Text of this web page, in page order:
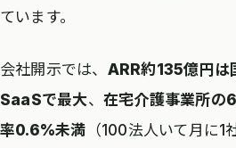
ています。
会社開示では、 ARR約135億円は
SaaSで最大、 在宅介護事業所の
率0.6%未満 （100法人いて月に1